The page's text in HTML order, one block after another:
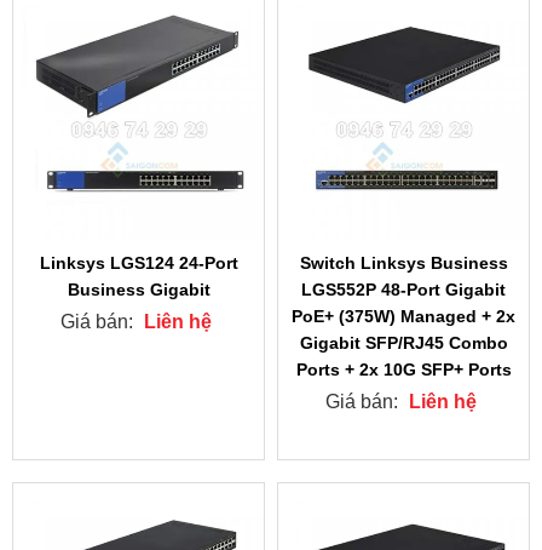
Linksys LGS124 24-Port
Business Gigabit
Giá bán: Liên hệ
Switch Linksys Business
LGS552P 48-Port Gigabit
PoE+ (375W) Managed + 2x
Gigabit SFP/RJ45 Combo
Ports + 2x 10G SFP+ Ports
Giá bán: Liên hệ